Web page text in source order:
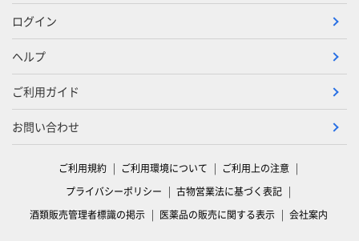
ログイン
ヘルプ
ご利用ガイド
お問い合わせ
ご利用規約 ご利用環境について
ご利用上の注意
プライバシーポリシー
古物営業法に基づく表記
酒類販売管理者標識の掲示
医薬品の販売に関する表示 会社案内